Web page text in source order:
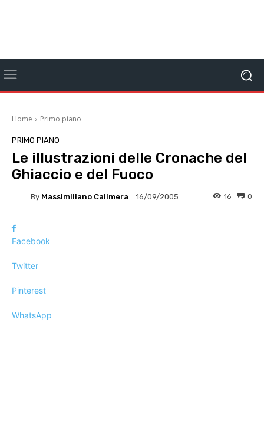
Home Primo piano
PRIMO PIANO
Le illustrazioni delle Cronache del
Ghiaccio e del Fuoco
By Massimiliano Calimera 16/09/2005 0
16
Facebook
Twitter
Pinterest
WhatsApp